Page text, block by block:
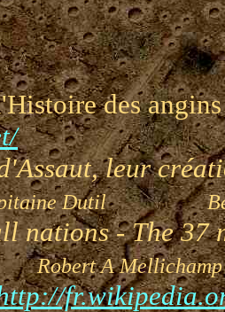
des
leur
Dutil
nations - The 37
Robert A